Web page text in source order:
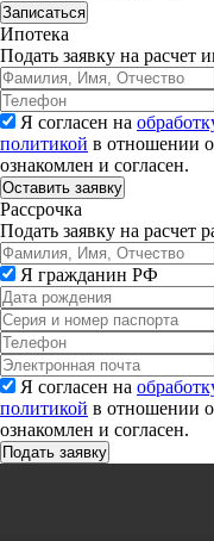
Записаться
Ипотека
Подать заявку на расчет
Я согласен на
политикой в отношении
ознакомлен и согласен.
Рассрочка
Подать заявку на расчет
Я гражданин РФ
Я согласен на
политикой в отношении
ознакомлен и согласен.